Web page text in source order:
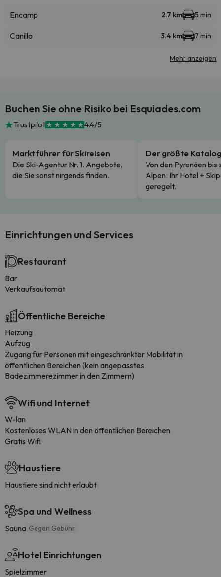
Encamp 2.7 km 5 min
Canillo 3.4 km 7 min
Mehr anzeigen
Buchen Sie ohne Risiko bei Esquiades.com
Trustpilot 4.4/5
Marktführer für Skireisen
Die Ski-Agentur Nr. 1. Angebote,
die Sie sonst nirgends finden.
Der größte Katalog
Von den Pyrenäen bis
Alpen. Ihr Hotel +
geregelt.
Einrichtungen und Services
Restaurant
Bar
Verkaufsautomat
Öffentliche Bereiche
Heizung
Aufzug
Zugang für Personen mit eingeschränkter Mobilität in
öffentlichen Bereichen (kein angepasstes
Badezimmerezimmer in den Zimmern)
Wifi und Internet
W-lan
Kostenloses WLAN in den öffentlichen Bereichen
Gratis Wifi
Haustiere
Haustiere sind nicht erlaubt
Spa und Wellness
Sauna Gegen Gebühr
Hotel Einrichtungen
Spielzimmer